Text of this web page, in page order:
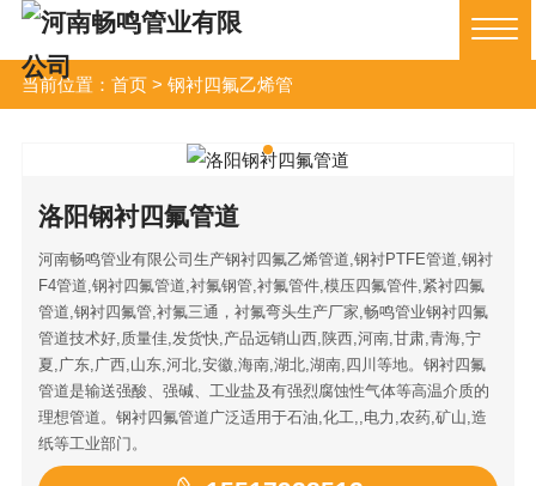
当前位置： 首页> 钢衬四氟乙烯管
洛阳钢衬四氟管道
河南畅鸣管业有限公司生产钢衬四氟乙烯管道,钢衬PTFE管道,钢衬
F4管道,钢衬四氟管道,衬氟钢管,衬氟管件,模压四氟管件,紧衬四氟
管道,钢衬四氟管,衬氟三通，衬氟弯头生产厂家,畅鸣管业钢衬四氟
管道技术好,质量佳,发货快,产品远销山西,陕西,河南,甘肃,青海,宁
夏,广东,广西,山东,河北,安徽,海南,湖北,湖南,四川等地。钢衬四氟
管道是输送强酸、强碱、工业盐及有强烈腐蚀性气体等高温介质的
理想管道。钢衬四氟管道广泛适用于石油,化工,,电力,农药,矿山,造
纸等工业部门。